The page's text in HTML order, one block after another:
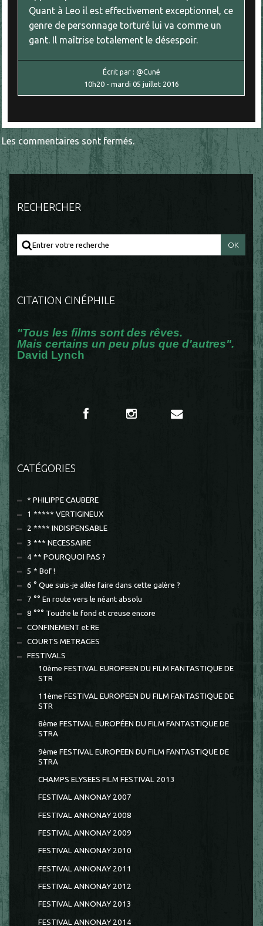
Quant à Leo il est effectivement exceptionnel, ce
genre de personnage torturé lui va comme un
gant. Il maîtrise totalement le désespoir.
Écrit par : @Cuné
10h20- mardi 05 juillet 2016
Les commentaires sont fermés.
RECHERCHER
CITATION CINÉPHILE
"Tous les films sont des rêves.
Mais certains un peu plus que d'autres".
David Lynch
CATÉGORIES
* PHILIPPE CAUBERE
1 ***** VERTIGINEUX
2 **** INDISPENSABLE
3 *** NECESSAIRE
4 ** POURQUOI PAS ?
5 * Bof !
6 ° Que suis-je allée faire dans cette galère ?
7 °° En route vers le néant absolu
8 °°° Touche le fond et creuse encore
CONFINEMENT et RE
COURTS METRAGES
FESTIVALS
10ème FESTIVAL EUROPEEN DU FILM FANTASTIQUE DE
STR
11ème FESTIVAL EUROPEEN DU FILM FANTASTIQUE DE
STR
8ème FESTIVAL EUROPÉEN DU FILM FANTASTIQUE DE
STRA
9ème FESTIVAL EUROPEEN DU FILM FANTASTIQUE DE
STRA
CHAMPS ELYSEES FILM FESTIVAL 2013
FESTIVAL ANNONAY 2007
FESTIVAL ANNONAY 2008
FESTIVAL ANNONAY 2009
FESTIVAL ANNONAY 2010
FESTIVAL ANNONAY 2011
FESTIVAL ANNONAY 2012
FESTIVAL ANNONAY 2013
FESTIVAL ANNONAY 2014